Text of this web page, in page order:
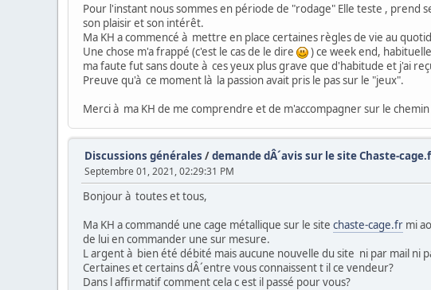
Pour l'instant nous sommes en période de "rodage" Elle teste , prend
son plaisir et son intérêt.
Ma KH a commencé à mettre en place certaines règles de vie au
Une chose m'a frappé (c'est le cas de le dire
) ce week end,
ma faute fut sans doute à ces yeux plus grave que d'habitude et j'ai
Preuve qu'à ce moment là la passion avait pris le pas sur le "jeux".
Merci à ma KH de me comprendre et de m'accompagner sur le chemin
Discussions générales /demande dÂ´avis sur le site Chaste-
Septembre 01, 2021, 02:29:31 PM
Bonjour à toutes et tous,
Ma KH a commandé une cage métallique sur le site chaste-cage.fr mi
de lui en commander une sur mesure.
L argent à bien été débité mais aucune nouvelle du site ni par mail ni
Certaines et certains dÂ´entre vous connaissent t il ce vendeur?
Dans l affirmatif comment cela c est il passé pour vous?